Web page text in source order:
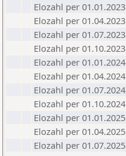
Elozahl per 01.01.2023
Elozahl per 01.04.2023
Elozahl per 01.07.2023
Elozahl per 01.10.2023
Elozahl per 01.01.2024
Elozahl per 01.04.2024
Elozahl per 01.07.2024
Elozahl per 01.10.2024
Elozahl per 01.01.2025
Elozahl per 01.04.2025
Elozahl per 01.07.2025